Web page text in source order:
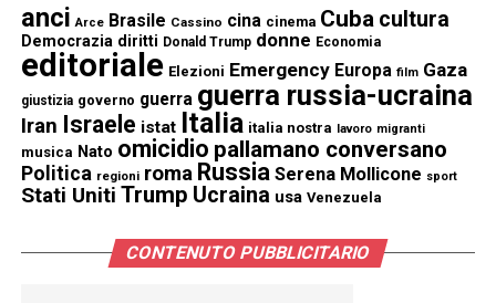
anci Arce Brasile Cassino cina cinema Cuba cultura
Democrazia diritti Donald Trump donne Economia
editoriale Elezioni Emergency Europa film Gaza
giustizia governo guerra guerra russia-ucraina
Iran Israele istat Italia italia nostra lavoro migranti
musica Nato omicidio pallamano conversano
Politica regioni roma Russia Serena Mollicone sport
Stati Uniti Trump Ucraina usa Venezuela
CONTENUTO PUBBLICITARIO